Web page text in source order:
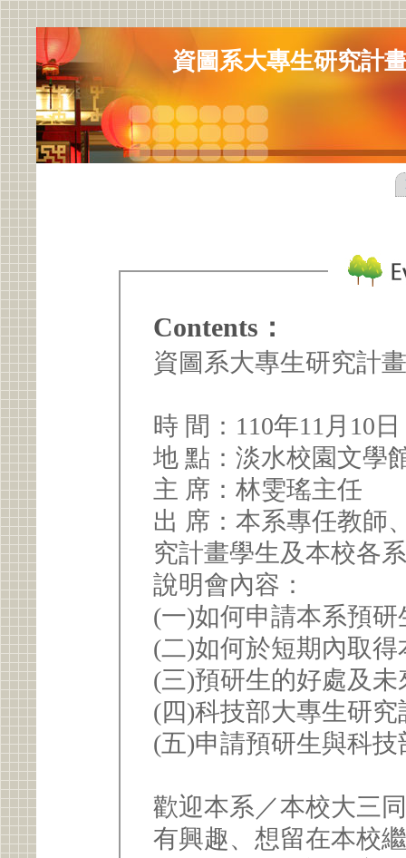
資圖系大專生研究計
Contents：
資圖系大專生研究計
時 間：110年11月10
地 點：淡水校園文學
主 席：林雯瑤主任
出 席：本系專任教師
究計畫學生及本校各
說明會內容：
(一)如何申請本系預
(二)如何於短期內取
(三)預研生的好處及
(四)科技部大專生研
(五)申請預研生與科
歡迎本系／本校大三
有興趣、想留在本校